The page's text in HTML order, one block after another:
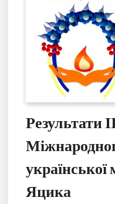
Результати
української
Яцика